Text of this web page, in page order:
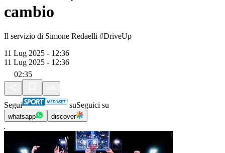
cambio
Il servizio di Simone Redaelli #DriveUp
11 Lug 2025 - 12:36
11 Lug 2025 - 12:36
02:35
Segui suSeguici su
whatsapp discover